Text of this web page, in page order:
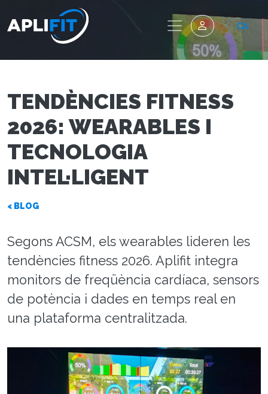
CA
TENDÈNCIES FITNESS
2026: WEARABLES I
TECNOLOGIA
INTEL·LIGENT
< BLOG
Segons ACSM, els wearables lideren les
tendències fitness 2026. Aplifit integra
monitors de freqüència cardíaca, sensors
de potència i dades en temps real en
una plataforma centralitzada.